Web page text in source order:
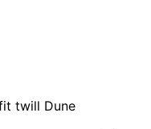
twill Dune